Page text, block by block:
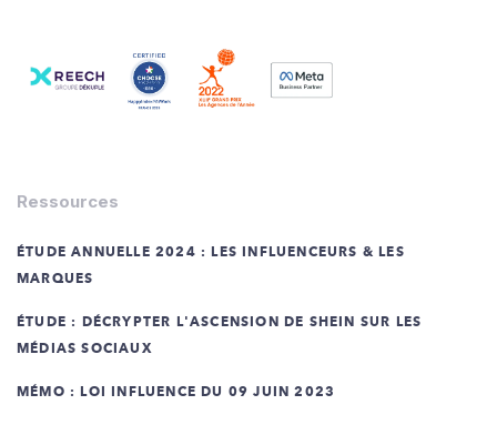
Ressources
ÉTUDE ANNUELLE 2024 : LES INFLUENCEURS & LES
MARQUES
ÉTUDE : DÉCRYPTER L'ASCENSION DE SHEIN SUR LES
MÉDIAS SOCIAUX
MÉMO : LOI INFLUENCE DU 09 JUIN 2023